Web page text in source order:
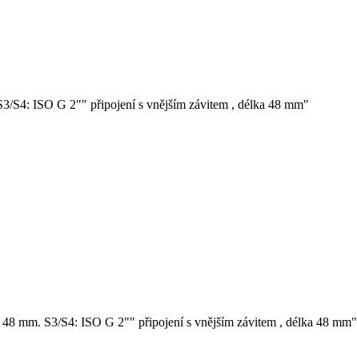
S4: ISO G 2"" připojení s vnějším závitem , délka 48 mm"
mm. S3/S4: ISO G 2"" připojení s vnějším závitem , délka 48 mm"